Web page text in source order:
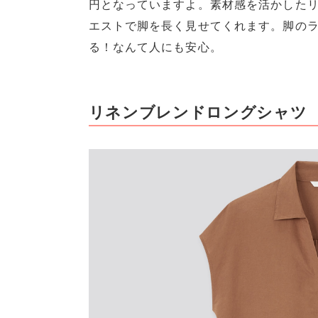
円となっていますよ。素材感を活かした
エストで脚を長く見せてくれます。脚の
る！なんて人にも安心。
リネンブレンドロングシャツ